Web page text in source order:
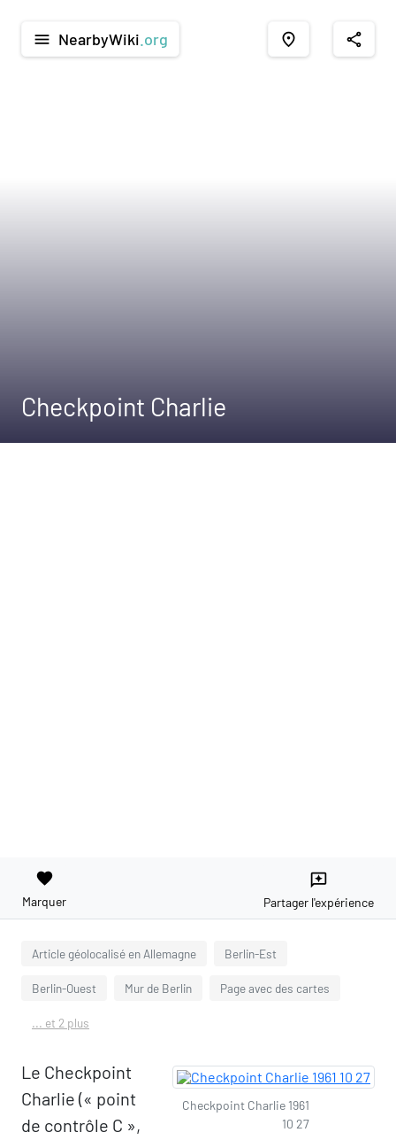
menu NearbyWiki .org place share
Checkpoint Charlie
favorite
Marquer
reviews
Partager l'expérience
Article géolocalisé en Allemagne Berlin-Est
Berlin-Ouest Mur de Berlin Page avec des cartes
... et 2 plus
Checkpoint Charlie 1961
10 27
Le Checkpoint
Charlie (« point
de contrôle C »,